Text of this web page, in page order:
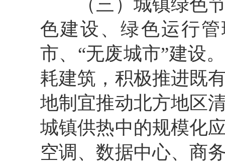
（三）城镇绿色节
色建设、绿色运行
市、“无废城市”建设
耗建筑，积极推进既
地制宜推动北方地区
城镇供热中的规模化
空调、数据中心、商